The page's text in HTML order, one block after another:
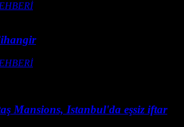
Mansions, Istanbul'da eşsiz iftar